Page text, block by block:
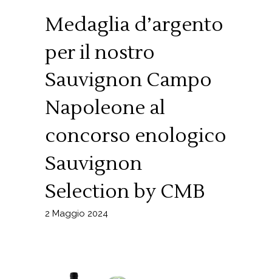
Medaglia d’argento
per il nostro
Sauvignon Campo
Napoleone al
concorso enologico
Sauvignon
Selection by CMB
2 Maggio 2024